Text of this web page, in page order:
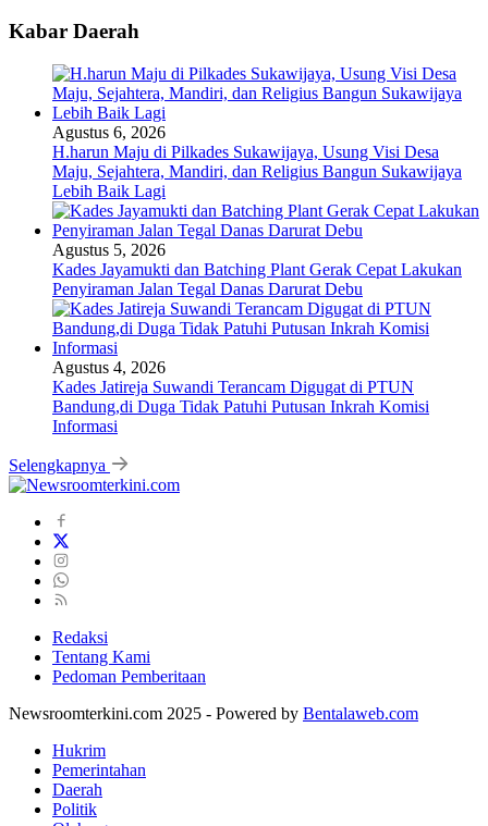
Kabar Daerah
Agustus 6, 2026
H.harun Maju di Pilkades Sukawijaya, Usung Visi Desa
Maju, Sejahtera, Mandiri, dan Religius Bangun Sukawijaya
Lebih Baik Lagi
Agustus 5, 2026
Kades Jayamukti dan Batching Plant Gerak Cepat Lakukan
Penyiraman Jalan Tegal Danas Darurat Debu
Agustus 4, 2026
Kades Jatireja Suwandi Terancam Digugat di PTUN
Bandung,di Duga Tidak Patuhi Putusan Inkrah Komisi
Informasi
Selengkapnya
Redaksi
Tentang Kami
Pedoman Pemberitaan
Newsroomterkini.com 2025 - Powered by Bentalaweb.com
Hukrim
Pemerintahan
Daerah
Politik